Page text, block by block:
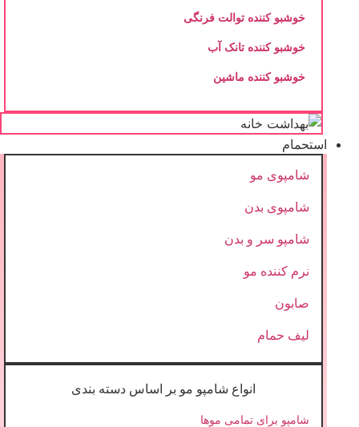
خوشبو کننده توالت فرنگی
خوشبو کننده تانک آب
خوشبو کننده ماشین
استحمام
شامپوی مو
شامپوی بدن
شامپو سر و بدن
نرم کننده مو
صابون
لیف حمام
انواع شامپو مو بر اساس دسته بندی
شامپو برای تمامی موها